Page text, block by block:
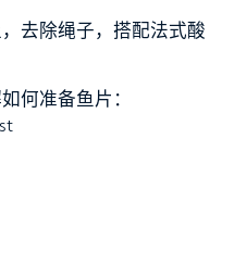
去除绳子，搭配法式酸
何准备鱼片：